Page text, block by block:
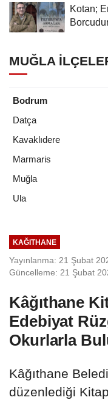
Kotan;
MUĞLA
Bodrum
Datça
Kavaklıdere
Marmaris
Muğla
Ula
KAĞITHANE
Yayınlanma: 21 Şubat
Güncelleme: 21 Şubat
Kâğıthane
Edebiyat
Okurlarla
Kâğıthane
düzenlediği